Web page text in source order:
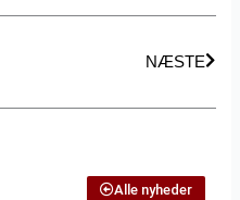
NÆSTE
Alle nyheder